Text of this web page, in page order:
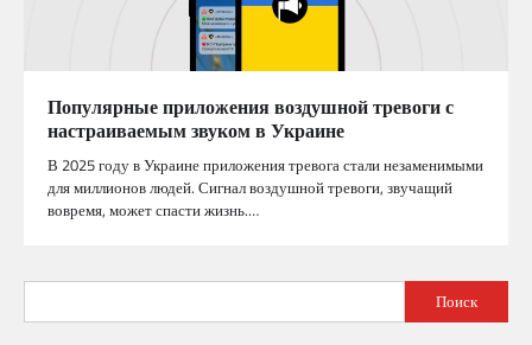
Популярные приложения воздушной тревоги с
настраиваемым звуком в Украине
В 2025 году в Украине приложения тревога стали незаменимыми
для миллионов людей. Сигнал воздушной тревоги, звучащий
вовремя, может спасти жизнь.…
Поиск